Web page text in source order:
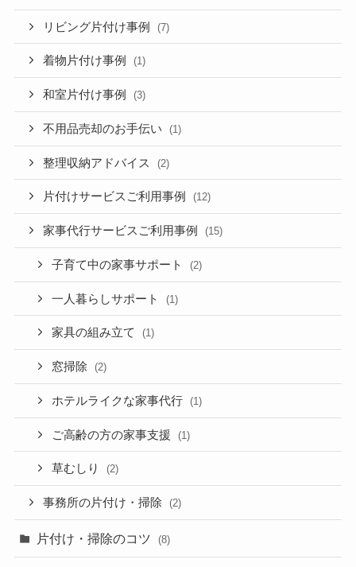
リビング片付け事例 (7)
着物片付け事例 (1)
和室片付け事例 (3)
不用品売却のお手伝い (1)
整理収納アドバイス (2)
片付けサービスご利用事例 (12)
家事代行サービスご利用事例 (15)
子育て中の家事サポート (2)
一人暮らしサポート (1)
家具の組み立て (1)
窓掃除 (2)
ホテルライクな家事代行 (1)
ご高齢の方の家事支援 (1)
草むしり (2)
事務所の片付け・掃除 (2)
片付け・掃除のコツ (8)